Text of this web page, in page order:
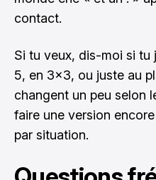
contact.
Si tu veux, dis-moi si
5, en 3x3, ou juste au
changent un peu selon
faire une version
par situation.